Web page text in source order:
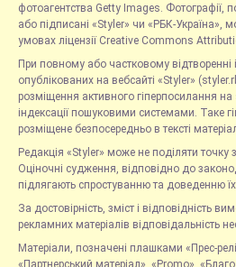
фотоагентства Getty Images. Фотографії,
або підписані «Styler» чи «РБК-Україна»,
умовах ліцензії Creative Commons
При повному або частковому відтворенні
опублікованих на вебсайті «Styler»
розміщення активного гіперпосилання
індексації пошуковими системами. Таке
розміщене безпосередньо в тексті
Редакція «Styler» може не поділяти точку
Оціночні судження, відповідно до
підлягають спростуванню та доведенню
За достовірність, зміст і відповідність
рекламних матеріалів відповідальність
Матеріали, позначені плашками «Прес-